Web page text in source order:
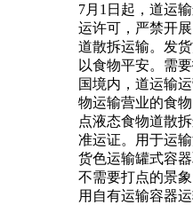
7月1日起，道运
运许可，严禁开
道散拆运输。发
以食物平安。需
国境内，道运输
物运输营业的食
点液态食物道散
准运证。用于运
货色运输罐式容
不需要打点的景
用自有运输容器